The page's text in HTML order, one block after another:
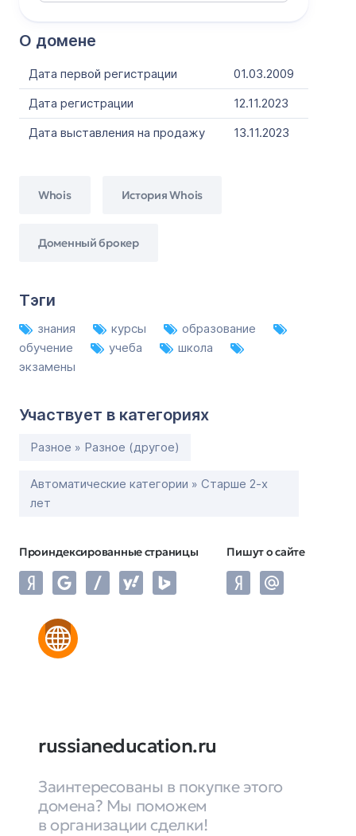
О домене
Дата первой регистрации
01.03.2009
Дата регистрации
12.11.2023
Дата выставления на продажу
13.11.2023
Whois История Whois
Доменный брокер
Тэги
знания курсы
образование
обучение
учеба
школа
экзамены
Участвует в категориях
Разное » Разное (другое)
Автоматические категории » Старше 2-х
лет
Проиндексированные страницы Пишут о сайте
russianeducation.ru
Заинтересованы в покупке этого
домена? Мы поможем
в организации сделки!